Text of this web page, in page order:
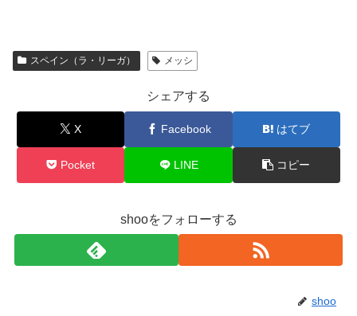
スペイン（ラ・リーガ） メッシ
シェアする
X Facebook はてブ
Pocket LINE コピー
shooをフォローする
shoo